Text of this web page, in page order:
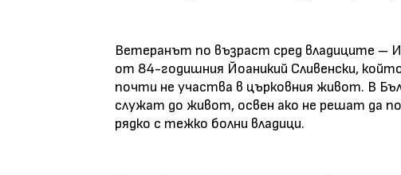
Ветеранът по възраст сред владиците –
от 84-годишния Йоаникий Сливенски,
почти не участва в църковния живот. В
служат до живот, освен ако не решат да
рядко с тежко болни владици.